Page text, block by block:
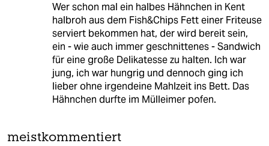
Wer schon mal ein halbes Hähnchen in Kent
halbroh aus dem Fish&Chips Fett einer Friteuse
serviert bekommen hat, der wird bereit sein,
ein - wie auch immer geschnittenes - Sandwich
für eine große Delikatesse zu halten. Ich war
jung, ich war hungrig und dennoch ging ich
lieber ohne irgendeine Mahlzeit ins Bett. Das
Hähnchen durfte im Mülleimer pofen.
meistkommentiert